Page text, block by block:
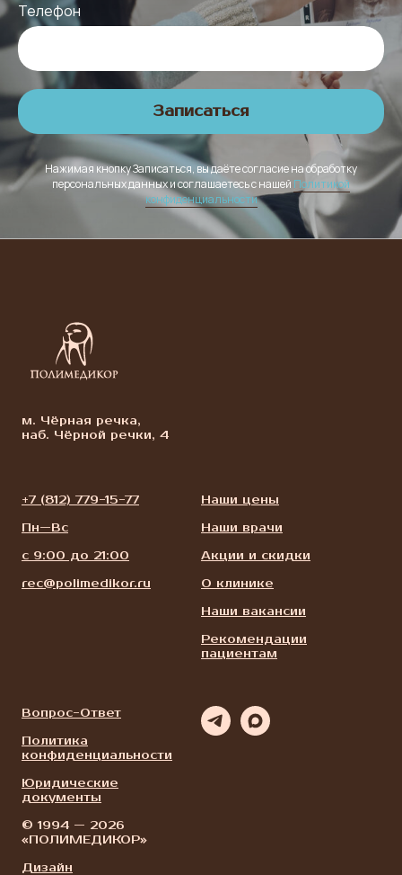
Телефон
Записаться
Нажимая кнопку Записаться, вы даёте согласие на обработку
персональных данных и соглашаетесь с нашей Политикой
конфиденциальности
м. Чёрная речка,
наб. Чёрной речки, 4
+7 (812) 779-15-77
Пн—Вс
с 9:00 до 21:00
rec@polimedikor.ru
Наши цены
Наши врачи
Акции и скидки
О клинике
Наши вакансии
Рекомендации
пациентам
Вопрос-Ответ
Политика
конфиденциальности
Юридические
документы
© 1994 — 2026
«ПОЛИМЕДИКОР»
Дизайн